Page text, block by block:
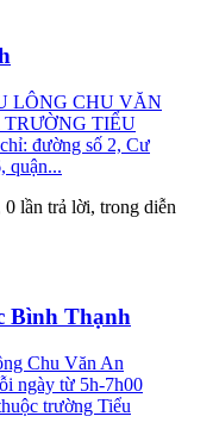
LÔNG CHU VĂN
TRƯỜNG TIỂU
đường số 2, Cư
quận...
0 lần trả lời, trong diễn
Bình Thạnh
Chu Văn An
ngày từ 5h-7h00
trường Tiểu